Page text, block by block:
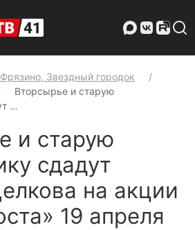
Звездный городок
Вторсырье и старую
…
и старую
сдадут
на акции
19 апреля